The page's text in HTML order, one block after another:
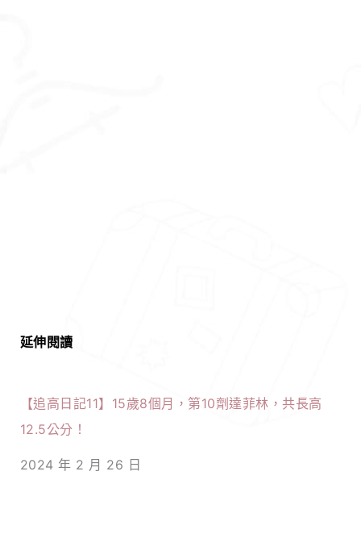
延伸閱讀
【追高日記11】15歲8個月，第10劑達菲林，共長高
12.5公分！
2024 年 2 月 26 日